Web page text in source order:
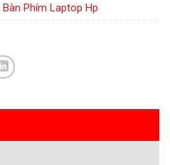
Bàn Phím Laptop Hp